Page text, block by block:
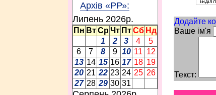
Архів «РР»:
Липень 2026p.
Пн Вт Ср Чт Пт Сб Нд
1
2 3 4
5
6
7 8 9 10 11 12
13 14 15 16 17 18 19
20 21 22 23 24 25 26
27 28 29 30 31
Додайте
Ваше ім'я
Текст: